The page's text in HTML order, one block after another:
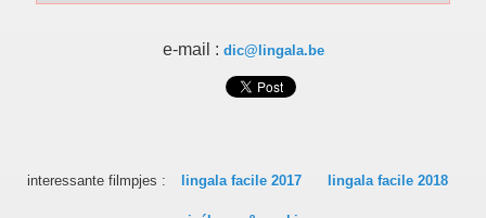
e-mail : dic@lingala.be
interessante filmpjes : lingala facile 2017 lingala facile 2018